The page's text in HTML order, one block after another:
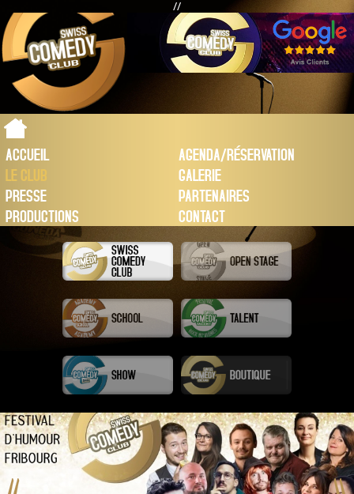
//
ACCUEIL
AGENDA/RÉSERVATION
LE CLUB
GALERIE
PRESSE
PARTENAIRES
PRODUCTIONS
CONTACT